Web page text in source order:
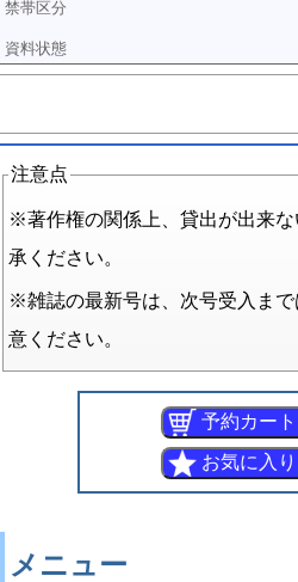
注意点
※著作権の関係上、貸出が出来
承ください。
※雑誌の最新号は、次号受入ま
意ください。
メニュー